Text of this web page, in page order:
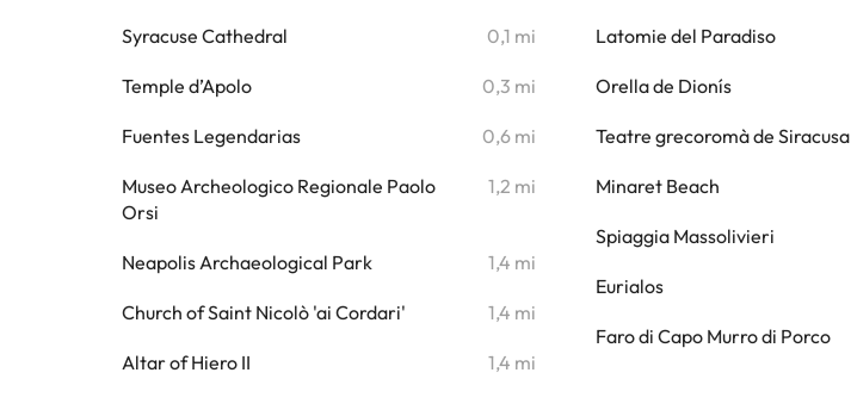
Syracuse Cathedral 0,1 mi
Temple d’Apolo 0,3 mi
Fuentes Legendarias 0,6 mi
Museo Archeologico Regionale Paolo
Orsi
1,2 mi
Neapolis Archaeological Park 1,4 mi
Church of Saint Nicolò 'ai Cordari' 1,4 mi
Altar of Hiero II 1,4 mi
Latomie del Paradiso
Orella de Dionís
Teatre grecoromà de Siracusa
Minaret Beach
Spiaggia Massolivieri
Eurialos
Faro di Capo Murro di Porco